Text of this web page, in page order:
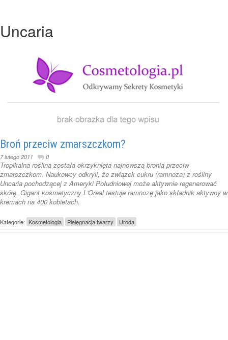
Uncaria
Broń przeciw zmarszczkom?
7 lutego 2011 0
Tropikalna roślina została okrzyknięta najnowszą bronią przeciw
zmarszczkom. Naukowcy odkryli, że związek cukru (ramnoza) z rośliny
Uncaria pochodzącej z Ameryki Południowej może aktywnie regenerować
skórę. Gigant kosmetyczny L'Oreal testuje ramnozę jako składnik aktywny w
kremach na 400 kobietach.
Kategorie: Kosmetologia Pielęgnacja twarzy Uroda